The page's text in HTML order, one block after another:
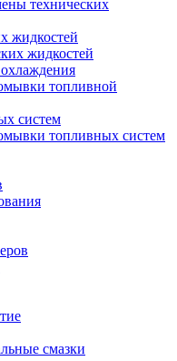
технических
жидкостей
жидкостей
топливной
систем
топливных систем
смазки